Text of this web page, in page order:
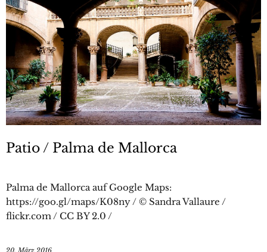
Patio / Palma de Mallorca
Palma de Mallorca auf Google Maps:
https://goo.gl/maps/K08ny / © Sandra Vallaure /
flickr.com / CC BY 2.0 /